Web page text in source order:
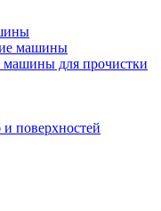
машины
машины для прочистки
поверхностей